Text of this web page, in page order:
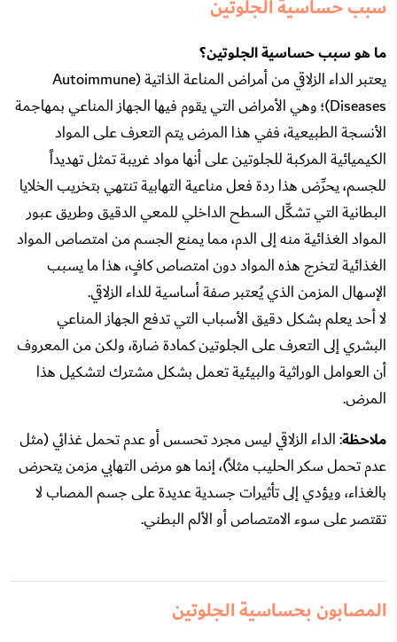
سبب حساسية الجلوتين
ما هو سبب حساسية الجلوتين؟
يعتبر الداء الزلاقي من أمراض المناعة الذاتية (Autoimmune
Diseases)؛ وهي الأمراض التي يقوم فيها الجهاز المناعي بمهاجمة
الأنسجة الطبيعية، ففي هذا المرض يتم التعرف على المواد
الكيميائية المركبة للجلوتين على أنها مواد غريبة تمثل تهديداً
للجسم، يحرِّض هذا ردة فعل مناعية التهابية تنتهي بتخريب الخلايا
البطانية التي تشكِّل السطح الداخلي للمعي الدقيق وطريق عبور
المواد الغذائية منه إلى الدم، مما يمنع الجسم من امتصاص المواد
الغذائية لتخرج هذه المواد دون امتصاص كافٍ، هذا ما يسبب
الإسهال المزمن الذي يُعتبر صفة أساسية للداء الزلاقي.
لا أحد يعلم بشكل دقيق الأسباب التي تدفع الجهاز المناعي
البشري إلى التعرف على الجلوتين كمادة ضارة، ولكن من المعروف
أن العوامل الوراثية والبيئية تعمل بشكل مشترك لتشكيل هذا
المرض.
ملاحظة: الداء الزلاقي ليس مجرد تحسس أو عدم تحمل غذائي (مثل
عدم تحمل سكر الحليب مثلاً)، إنما هو مرض التهابي مزمن يتحرض
بالغذاء، ويؤدي إلى تأثيرات جسدية عديدة على جسم المصاب لا
تقتصر على سوء الامتصاص أو الألم البطني.
المصابون بحساسية الجلوتين